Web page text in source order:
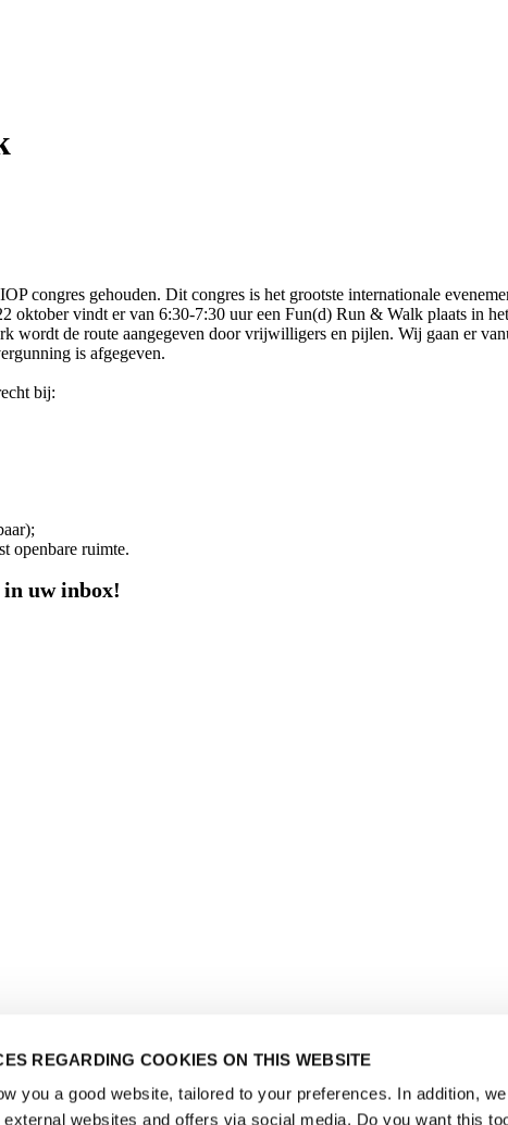
REGARDING COOKIES ON THIS WEBSITE
you a good website, tailored to your preferences. In addition,
websites and offers via social media. Do you want this
congres gehouden. Dit congres is het grootste internationale
oktober vindt er van 6:30-7:30 uur een Fun(d) Run & Walk plaats in
wordt de route aangegeven door vrijwilligers en pijlen. Wij gaan er
is afgegeven.
bij:
openbare ruimte.
in uw inbox!